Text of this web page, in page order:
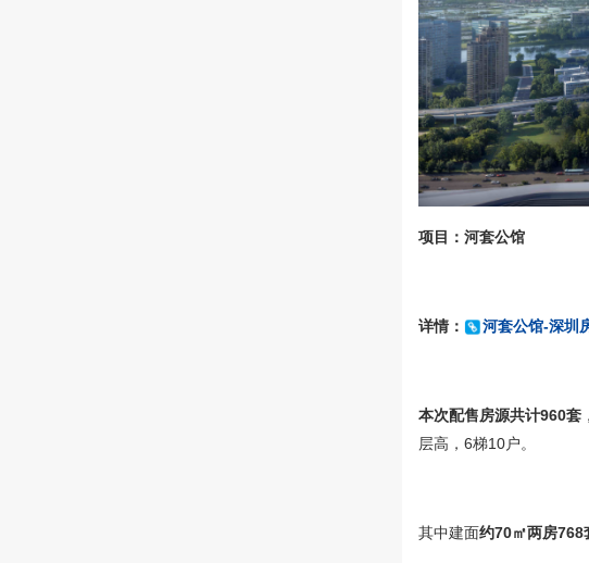
项目：河套公馆
详情： 河套公馆-深圳
本次配售房源共计960套
层高，6梯10户。
其中建面约70㎡两房768